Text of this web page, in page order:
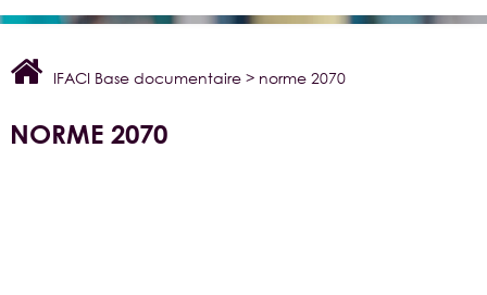
IFACI Base documentaire > norme 2070
NORME 2070